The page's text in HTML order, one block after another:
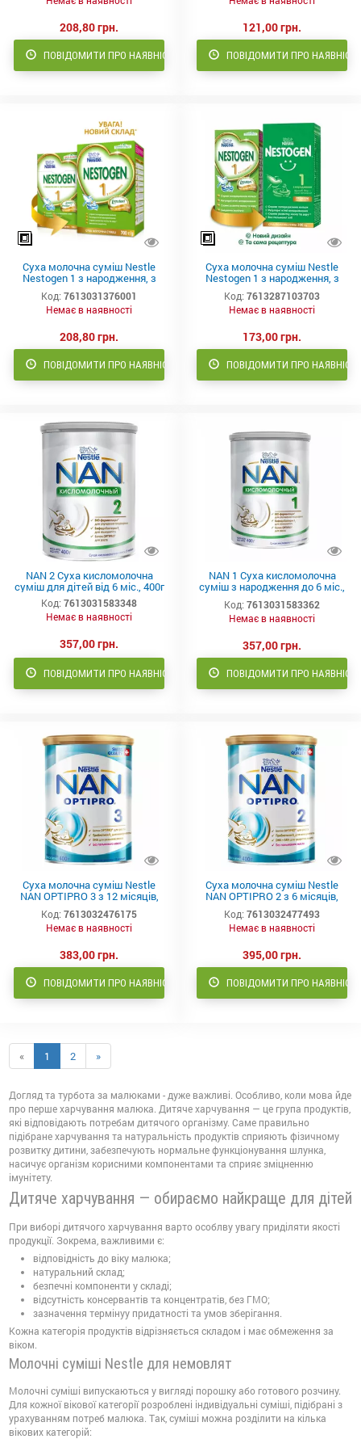
208,80 грн.
ПОВІДОМИТИ ПРО НАЯВНІСТЬ
121,00 грн.
ПОВІДОМИТИ ПРО
Суха молочна суміш Nestle
Nestogen 1 з народження, з
пробіотиками та
лактобактеріями 700 г
Код: 7613031376001
Немає в наявності
208,80 грн.
ПОВІДОМИТИ ПРО НАЯВНІСТЬ
Суха молочна суміш Nestle
Nestogen 1 з народження, з
лактобактеріями 300 г
Код: 7613287103703
Немає в наявності
173,00 грн.
ПОВІДОМИТИ ПРО
NAN 2 Суха кисломолочна
суміш для дітей від 6 міс., 400г
Код: 7613031583348
Немає в наявності
357,00 грн.
ПОВІДОМИТИ ПРО НАЯВНІСТЬ
NAN 1 Суха кисломолочна
суміш з народження до 6 міс.,
400г
Код: 7613031583362
Немає в наявності
357,00 грн.
ПОВІДОМИТИ ПРО
Суха молочна суміш Nestle
NAN OPTIPRO 3 з 12 місяців,
400 г
Код: 7613032476175
Немає в наявності
383,00 грн.
ПОВІДОМИТИ ПРО НАЯВНІСТЬ
Суха молочна суміш Nestle
NAN OPTIPRO 2 з 6 місяців,
400 г
Код: 7613032477493
Немає в наявності
395,00 грн.
ПОВІДОМИТИ ПРО
« 1 2 »
Догляд та турбота за малюками - дуже важливі. Особливо, коли мова йде
про перше харчування малюка. Дитяче харчування — це група продуктів,
які відповідають потребам дитячого організму. Саме правильно
підібране харчування та натуральність продуктів сприяють фізичному
розвитку дитини, забезпечують нормальне функціонування шлунка,
насичує організм корисними компонентами та сприяє зміцненню
імунітету.
Дитяче харчування — обираємо найкраще для дітей
При виборі дитячого харчування варто особлву увагу приділяти якості
продукції. Зокрема, важливими є:
відповідність до віку малюка;
натуральний склад;
безпечні компоненти у складі;
відсутність консервантів та концентратів, без ГМО;
зазначення термінуу придатності та умов зберігання.
Кожна категорія продуктів відрізняється складом і має обмеження за
віком.
Молочні суміші Nestle для немовлят
Молочні суміші випускаються у вигляді порошку або готового розчину.
Для кожної вікової категорії розроблені індивідуальні суміші, підібрані з
урахуванням потреб малюка. Так, суміші можна розділити на кілька
вікових категорій: